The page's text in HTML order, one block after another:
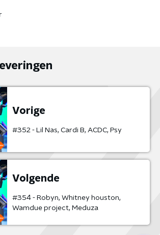
Vorige
#352 - Lil Nas, Cardi B, ACDC, Psy
Volgende
#354 - Robyn, Whitney houston,
Wamdue project, Meduza